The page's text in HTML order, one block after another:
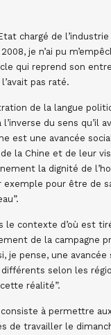
chargé de
je n’ai pu
qui reprend son
pas raté.
de la langue
du sens qu’il
est une avancée
la Chine et de leur
la dignité de
exemple pour être de
le contexte d’où est
de la campagne
je pense, une avancée
selon les
réalité”.
à permettre
de travailler le